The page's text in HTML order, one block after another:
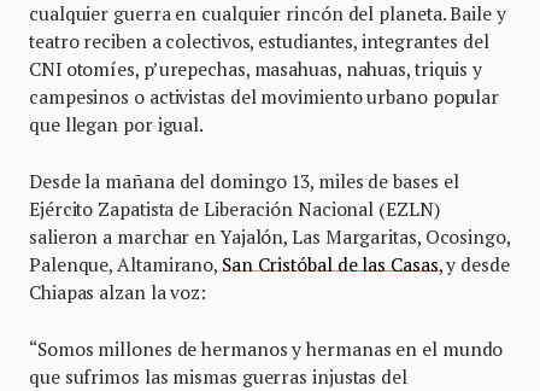
cualquier guerra en cualquier rincón del planeta. Baile y
teatro reciben a colectivos, estudiantes, integrantes del
CNI otomíes, p’urepechas, masahuas, nahuas, triquis y
campesinos o activistas del movimiento urbano popular
que llegan por igual.
Desde la mañana del domingo 13, miles de bases el
Ejército Zapatista de Liberación Nacional (EZLN)
salieron a marchar en Yajalón, Las Margaritas, Ocosingo,
Palenque, Altamirano, San Cristóbal de las Casas, y desde
Chiapas alzan la voz:
“Somos millones de hermanos y hermanas en el mundo
que sufrimos las mismas guerras injustas del